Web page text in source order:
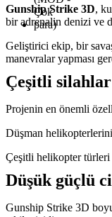
Gunship Strike 3D,
bir adrenalin denizi ve
Geliştirici ekip, bir
manevralar yapması
Çeşitli
Projenin en önemli
Düşman
Çeşitli helikopter türleri
Düşük güçlü
Gunship Strike 3D